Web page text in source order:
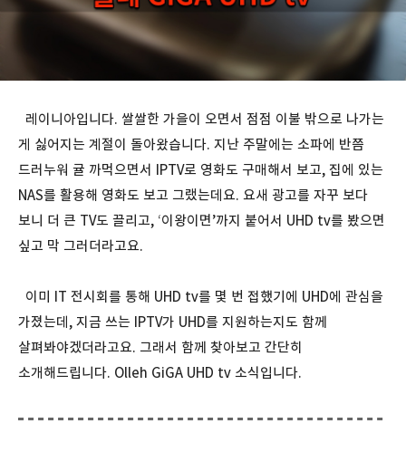
레이니아입니다. 쌀쌀한 가을이 오면서 점점 이불 밖으로 나가는
게 싫어지는 계절이 돌아왔습니다. 지난 주말에는 소파에 반쯤
드러누워 귤 까먹으면서 IPTV로 영화도 구매해서 보고, 집에 있는
NAS를 활용해 영화도 보고 그랬는데요. 요새 광고를 자꾸 보다
보니 더 큰 TV도 끌리고, ‘이왕이면’까지 붙어서 UHD tv를 봤으면
싶고 막 그러더라고요.
이미 IT 전시회를 통해 UHD tv를 몇 번 접했기에 UHD에 관심을
가졌는데, 지금 쓰는 IPTV가 UHD를 지원하는지도 함께
살펴봐야겠더라고요. 그래서 함께 찾아보고 간단히
소개해드립니다. Olleh GiGA UHD tv 소식입니다.